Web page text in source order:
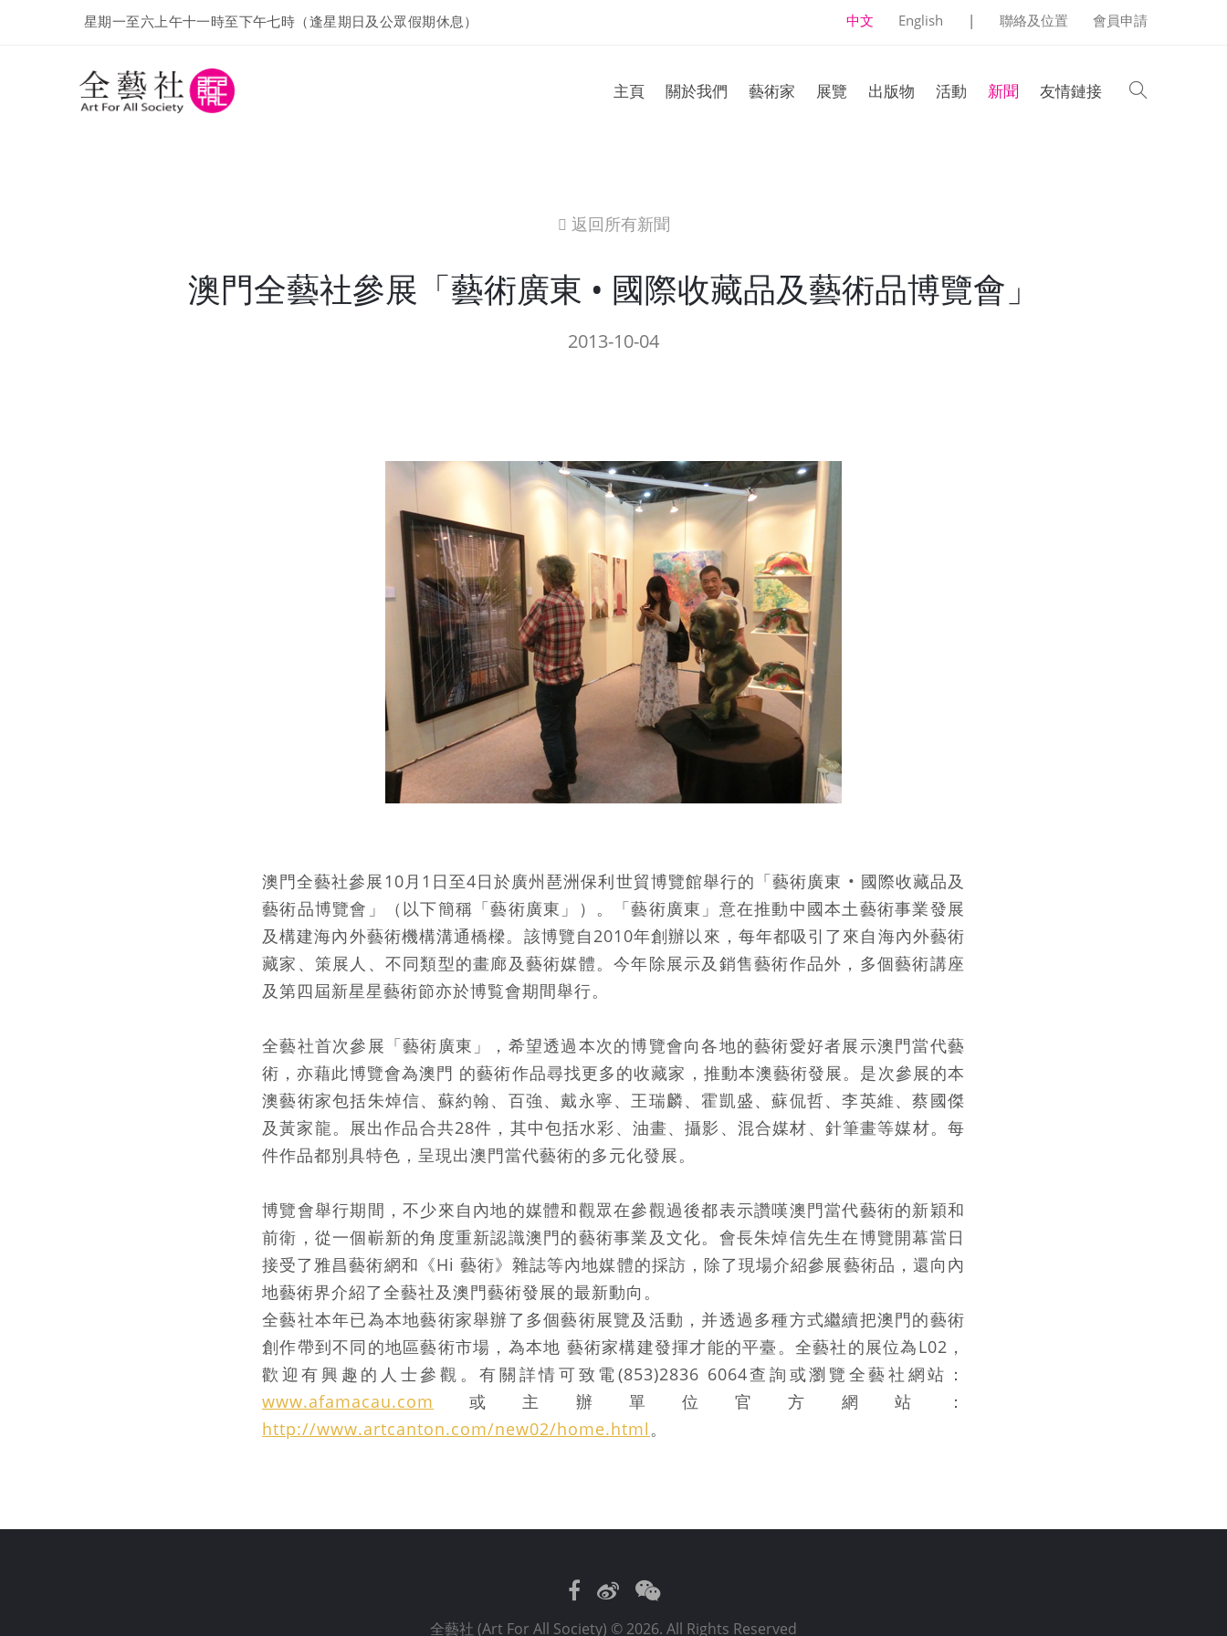
星期一至六上午十一時至下午七時（逢星期日及公眾假期休息） 中文 English | 聯絡及位置 會員申請
主頁 關於我們 藝術家 展覽 出版物 活動 新聞 友情鏈接
icon
返回所有新聞
澳門全藝社參展「藝術廣東 • 國際收藏品及藝術品博覽會」
2013-10-04
澳門全藝社參展10月1日至4日於廣州琶洲保利世貿博覽館舉行的「藝術廣東 • 國際收藏品及
藝術品博覽會」（以下簡稱「藝術廣東」）。「藝術廣東」意在推動中國本土藝術事業發展
及構建海內外藝術機構溝通橋樑。該博覽自2010年創辦以來，每年都吸引了來自海內外藝術
藏家、策展人、不同類型的畫廊及藝術媒體。今年除展示及銷售藝術作品外，多個藝術講座
及第四屆新星星藝術節亦於博覧會期間舉行。
全藝社首次參展「藝術廣東」，希望透過本次的博覽會向各地的藝術愛好者展示澳門當代藝
術，亦藉此博覽會為澳門 的藝術作品尋找更多的收藏家，推動本澳藝術發展。是次參展的本
澳藝術家包括朱焯信、蘇約翰、百強、戴永寧、王瑞麟、霍凱盛、蘇侃哲、李英維、蔡國傑
及黃家龍。展出作品合共28件，其中包括水彩、油畫、攝影、混合媒材、針筆畫等媒材。每
件作品都別具特色，呈現出澳門當代藝術的多元化發展。
博覽會舉行期間，不少來自內地的媒體和觀眾在參觀過後都表示讚嘆澳門當代藝術的新穎和
前衛，從一個嶄新的角度重新認識澳門的藝術事業及文化。會長朱焯信先生在博覽開幕當日
接受了雅昌藝術網和《Hi 藝術》雜誌等內地媒體的採訪，除了現場介紹參展藝術品，還向內
地藝術界介紹了全藝社及澳門藝術發展的最新動向。
全藝社本年已為本地藝術家舉辦了多個藝術展覽及活動，并透過多種方式繼續把澳門的藝術
創作帶到不同的地區藝術市場，為本地 藝術家構建發揮才能的平臺。全藝社的展位為L02，
歡迎有興趣的人士參觀。有關詳情可致電(853)2836 6064查詢或瀏覽全藝社網站：
www.afamacau.com 或主辦單位官方網站：
http://www.artcanton.com/new02/home.html。
Facebook
WeiboWeChat
全藝社 (Art For All Society) © 2026. All Rights Reserved